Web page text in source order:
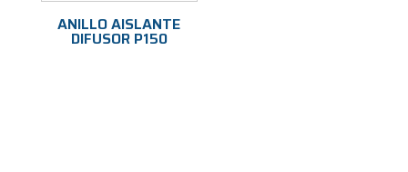
ANILLO AISLANTE
DIFUSOR P150